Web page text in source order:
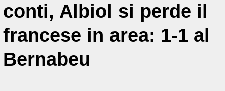
conti, Albiol si perde il
francese in area: 1-1 al
Bernabeu